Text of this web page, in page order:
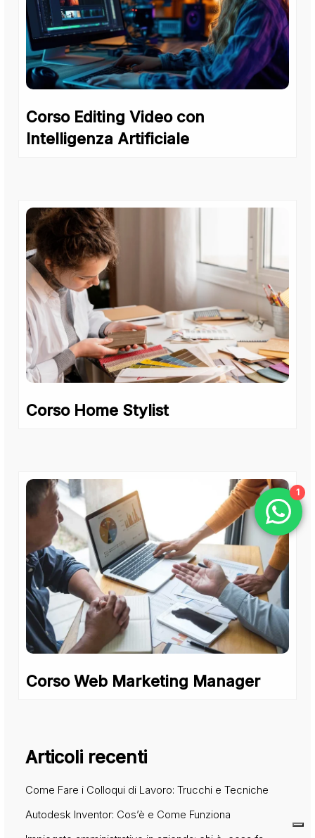
Corso Editing Video con
Intelligenza Artificiale
Corso Home Stylist
Corso Web Marketing Manager
Articoli recenti
Come Fare i Colloqui di Lavoro: Trucchi e Tecniche
Autodesk Inventor: Cos’è e Come Funziona
1